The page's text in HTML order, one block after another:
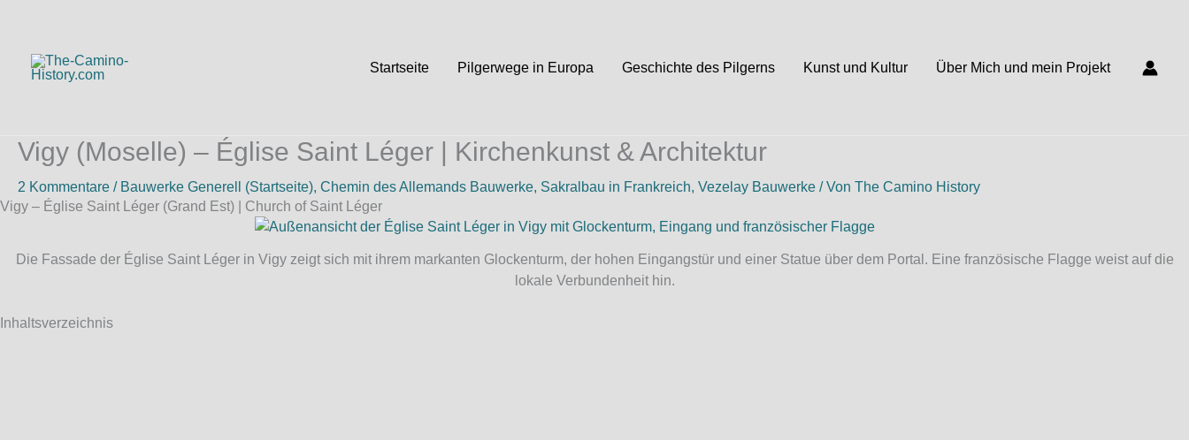
springen
Startseite
Pilgerwege in Europa Geschichte des Pilgerns Kunst und Kultur Über Mich und mein Projekt
Vigy (Moselle) – Église Saint Léger | Kirchenkunst & Architektur
2 Kommentare / Bauwerke Generell (Startseite), Chemin des Allemands Bauwerke, Sakralbau in Frankreich, Vezelay Bauwerke / Von The Camino History
Vigy – Église Saint Léger (Grand Est) | Church of Saint Léger
Die Fassade der Église Saint Léger in Vigy zeigt sich mit ihrem markanten Glockenturm, der hohen Eingangstür und einer Statue über dem Portal. Eine französische Flagge weist auf die
lokale Verbundenheit hin.
Inhaltsverzeichnis